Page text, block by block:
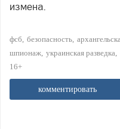
измена.
фсб безопасность
шпионаж украинская разведка
16+
комментировать